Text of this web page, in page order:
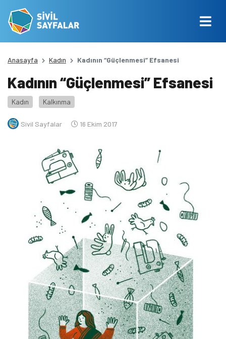
Anasayfa Kadın Kadının “Güçlenmesi” Efsanesi
Kadının “Güçlenmesi” Efsanesi
Kadın Kalkınma
Sivil Sayfalar 16 Ekim 2017